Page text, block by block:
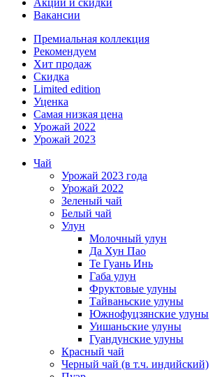
Акции и скидки
Вакансии
Премиальная коллекция
Рекомендуем
Хит продаж
Скидка
Limited edition
Уценка
Самая низкая цена
Урожай 2022
Урожай 2023
Чай
Урожай 2023 года
Урожай 2022
Зеленый чай
Белый чай
Улун
Молочный улун
Да Хун Пао
Те Гуань Инь
Габа улун
Фруктовые улуны
Тайваньские улуны
Южнофуцзянские улуны
Уишаньские улуны
Гуандунские улуны
Красный чай
Черный чай (в т.ч. индийский)